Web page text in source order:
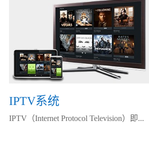
IPTV系统
IPTV（Internet Protocol Television）即...